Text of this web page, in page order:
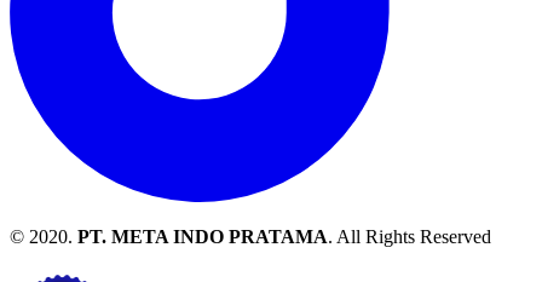
© 2020. PT. META INDO PRATAMA. All Rights Reserved